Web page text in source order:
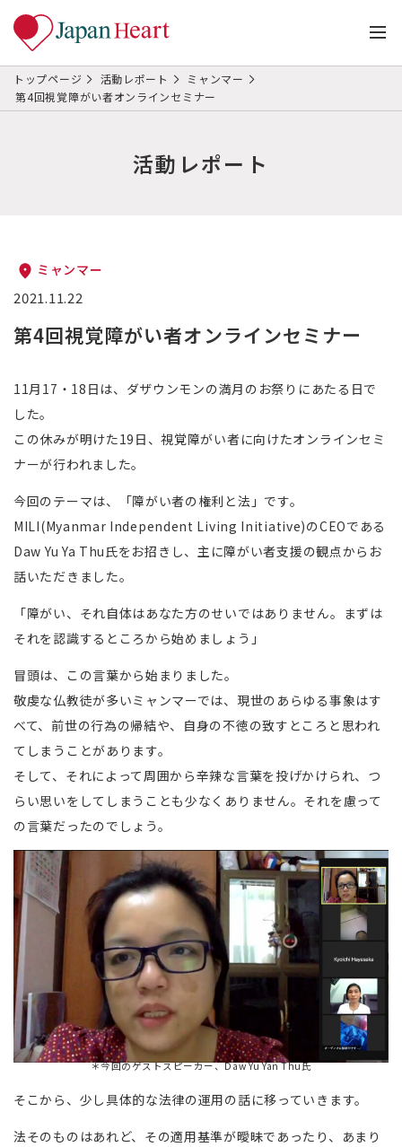
トップページ 活動レポート
ミャンマー
第4回視覚障がい者オンラインセミナー
活動レポート
ミャンマー
2021.11.22
第4回視覚障がい者オンラインセミナー
11月17・18日は、ダザウンモンの満月のお祭りにあたる日で
した。
この休みが明けた19日、視覚障がい者に向けたオンラインセミ
ナーが行われました。
今回のテーマは、「障がい者の権利と法」です。
MILI(Myanmar Independent Living Initiative)のCEOである
Daw Yu Ya Thu氏をお招きし、主に障がい者支援の観点からお
話いただきました。
「障がい、それ自体はあなた方のせいではありません。まずは
それを認識するところから始めましょう」
冒頭は、この言葉から始まりました。
敬虔な仏教徒が多いミャンマーでは、現世のあらゆる事象はす
べて、前世の行為の帰結や、自身の不徳の致すところと思われ
てしまうことがあります。
そして、それによって周囲から辛辣な言葉を投げかけられ、つ
らい思いをしてしまうことも少なくありません。それを慮って
の言葉だったのでしょう。
＊今回のゲストスピーカー、Daw Yu Yan Thu氏
そこから、少し具体的な法律の運用の話に移っていきます。
法そのものはあれど、その適用基準が曖昧であったり、あまり